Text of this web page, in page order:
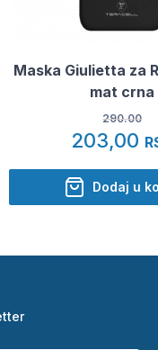
Maska Giulietta za
mat crna
290.00
203,00
Dodaj u